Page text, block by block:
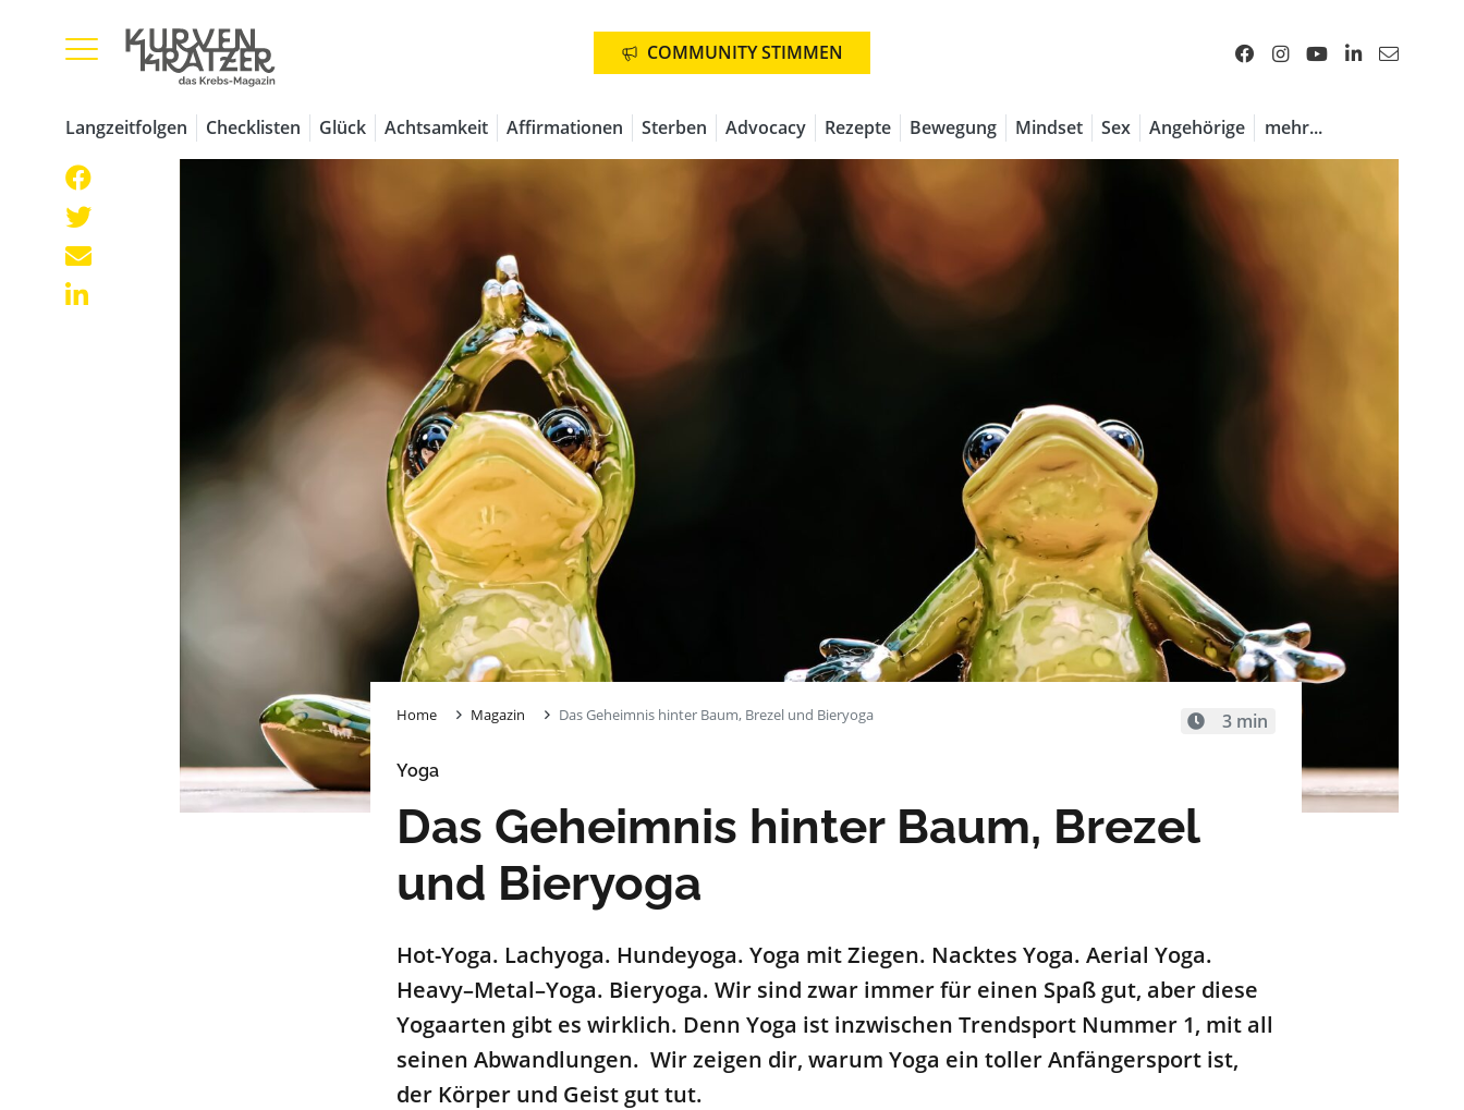
COMMUNITY STIMMEN
Langzeitfolgen Checklisten Glück Achtsamkeit Affirmationen Sterben Advocacy Rezepte Bewegung Mindset Sex Angehörige mehr...
Home Magazin Das Geheimnis hinter Baum, Brezel und Bieryoga 3 min
Yoga
Das Geheimnis hinter Baum, Brezel
und Bieryoga
Hot-Yoga. Lachyoga. Hundeyoga. Yoga mit Ziegen. Nacktes Yoga. Aerial Yoga.
Heavy–Metal–Yoga. Bieryoga. Wir sind zwar immer für einen Spaß gut, aber diese
Yogaarten gibt es wirklich. Denn Yoga ist inzwischen Trendsport Nummer 1, mit all
seinen Abwandlungen. Wir zeigen dir, warum Yoga ein toller Anfängersport ist,
der Körper und Geist gut tut.